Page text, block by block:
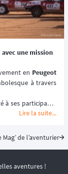
avec une mission
en Peugeot
à travers
à ses participants
les plus
raids , le
205
Lire la suite...
Mag’ de l’aventurier
aventures !